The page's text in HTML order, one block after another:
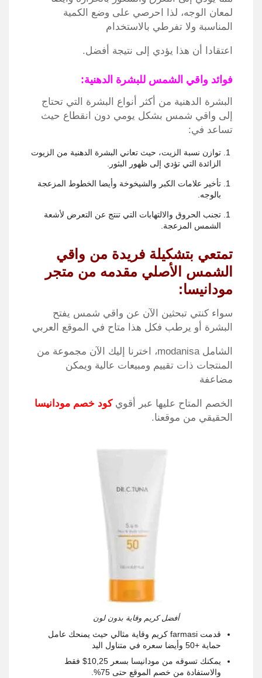
لمعان الوجه، لذا احرصي على وضع الكمية
المناسبة ولا تفرطي بالاستخدام
اعتقادا أن هذا يؤدي إلى نتيجة أفضل.
فوائد واقي الشمس للبشرة الدهنية:
البشرة الدهنية من أكثر أنواع البشرة التي تحتاج
إلى واقي شمس بشكل يومي دون انقطاع حيث
تساعد في:
توازن نسبة الزيت، حيث تعاني البشرة الدهنية من الزيوت
الزائدة التي تؤدي إلى ظهور البثور
تأخير علامات الكبر والشيخوخة وأيضا الخطوط المزعجة
بالوجه
تجنب الحروق والالتهابات التي تنتج عن التعرض لأشعة
الشمس المزعجة
تمتعي بتشكيلة فريدة من واقي
الشمس الأصلي مقدمه من متجر
مودانيسا:
سواء كنتي تبحثين الآن عن واقي شمس يفتح
البشرة أو يرطب فكل هذا متاح في الموقع العربي
الشامل modanisa،
اخترنا إليك الآن مجموعة من
المنتجات ذات تقييم ومبيعات عالية ويمكن
مضاعفة
الخصم المتاح عليها عبر أقويكود خصم مودانيسا
الحقيقي من موقعنا.
أفضل كريم وقاية بدون لون
قدمت
كريم وقاية مثالي حيث يمنحك عامل
حماية +50 وأيضا سعره في متناول اليد
يمكنك تسوقه من مودانيسا بسعر 10,25$ فقط
والاستفادة من خصم الموقع حتى 75%
.